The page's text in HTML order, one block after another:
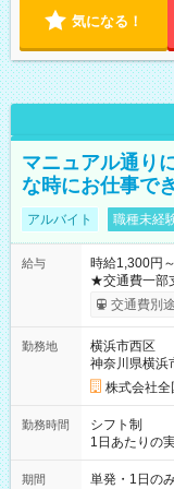
気になる！
マニュアル通り
な時にお仕事で
アルバイト 職種未経
給与
時給1,300円～
★交通費一部支給 時給1,300円～ ※試験・役割
※勤務回数に
り！】 希望
例】 ・河合
×8時間＝日
円の場合あり
円（役割手当＋
間】試用期間
交通費別
勤務地
横浜市西区
神奈川県横浜
株式会社全
勤務時間
シフト制
1日あたりの
間は 試験に
期間 単発・1日の